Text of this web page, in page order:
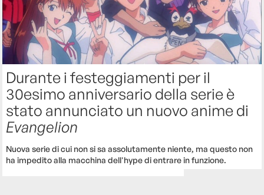
Durante i festeggiamenti per il
30esimo anniversario della serie è
stato annunciato un nuovo anime di
Evangelion
Nuova serie di cui non si sa assolutamente niente, ma questo non
ha impedito alla macchina dell'hype di entrare in funzione.